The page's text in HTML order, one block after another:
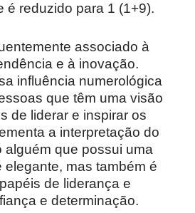
é reduzido para 1 (1+9).
associado à
e à inovação.
influência numerológica
que têm uma visão
de liderar e inspirar os
a interpretação do
alguém que possui uma
elegante, mas também é
de liderança e
e determinação.